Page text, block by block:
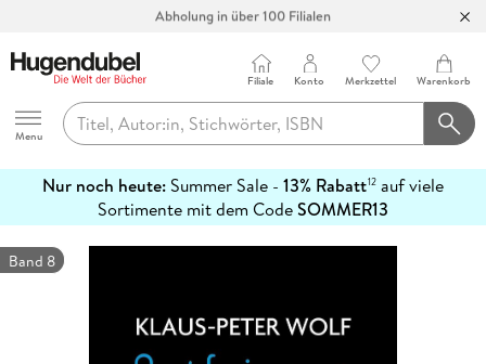
Abholung in über 100 Filialen
Hugendubel
Menu
Filiale Konto Merkzettel Warenkorb
Nur noch heute: Summer Sale - 13% Rabatt12 auf viele
Sortimente mit dem CodeSOMMER13
erfahren
Band 8